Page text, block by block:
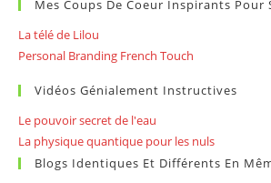
Mes Coups De Coeur Inspirants Pour
La télé de Lilou
Personal Branding French Touch
Vidéos Génialement Instructives
Le pouvoir secret de l'eau
La physique quantique pour les nuls
Blogs Identiques Et Différents En